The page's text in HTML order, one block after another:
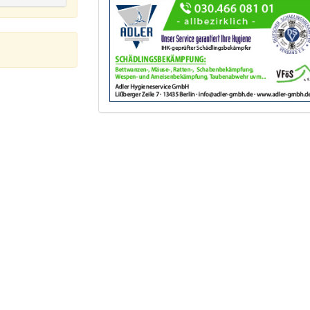
Hoppegarten OT Münchehofe
Neuenhagen
Schöneiche
Woltersdorf